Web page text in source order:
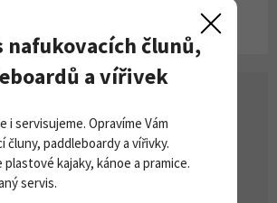
K ODBĚRU NOVINEK
a akcích na našem e-shopu.
novinek.
nafukovacích člunů,
a vířivek
i servisujeme. Opravíme Vám
čluny, paddleboardy a vířivky.
plastové kajaky, kánoe a pramice.
servis.